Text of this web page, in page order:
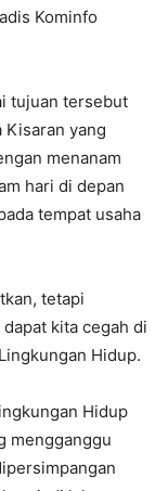
Kominfo
tujuan tersebut
Kisaran yang
menanam
hari di depan
tempat usaha
tetapi
kita cegah di
Hidup.
Hidup
mengganggu